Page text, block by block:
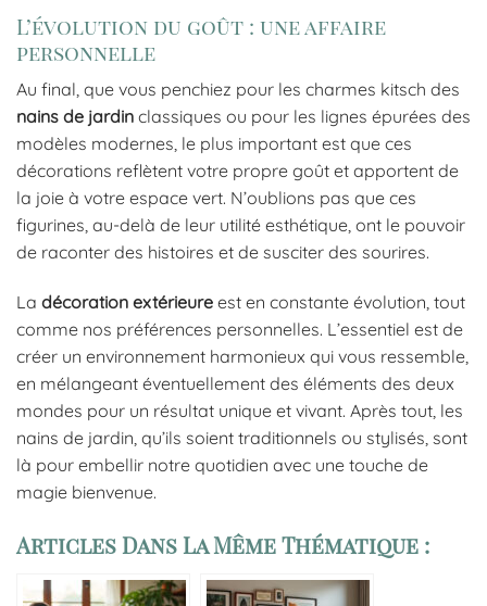
L’évolution du goût : une affaire
personnelle
Au final, que vous penchiez pour les charmes kitsch des
nains de jardin classiques ou pour les lignes épurées des
modèles modernes, le plus important est que ces
décorations reflètent votre propre goût et apportent de
la joie à votre espace vert. N’oublions pas que ces
figurines, au-delà de leur utilité esthétique, ont le pouvoir
de raconter des histoires et de susciter des sourires.
La décoration extérieure est en constante évolution, tout
comme nos préférences personnelles. L’essentiel est de
créer un environnement harmonieux qui vous ressemble,
en mélangeant éventuellement des éléments des deux
mondes pour un résultat unique et vivant. Après tout, les
nains de jardin, qu’ils soient traditionnels ou stylisés, sont
là pour embellir notre quotidien avec une touche de
magie bienvenue.
Articles Dans La Même Thématique :